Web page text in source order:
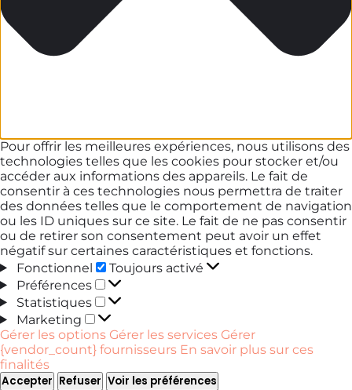
Pour offrir les meilleures expériences, nous utilisons des
technologies telles que les cookies pour stocker et/ou
accéder aux informations des appareils. Le fait de
consentir à ces technologies nous permettra de traiter
des données telles que le comportement de navigation
ou les ID uniques sur ce site. Le fait de ne pas consentir
ou de retirer son consentement peut avoir un effet
négatif sur certaines caractéristiques et fonctions.
Fonctionnel
Fonctionnel
Toujours activé
Préférences
Préférences
Statistiques
Statistiques
Marketing
Marketing
Gérer les options Gérer les services Gérer
{vendor_count} fournisseurs En savoir plus sur ces
finalités
Accepter Refuser Voir les préférences